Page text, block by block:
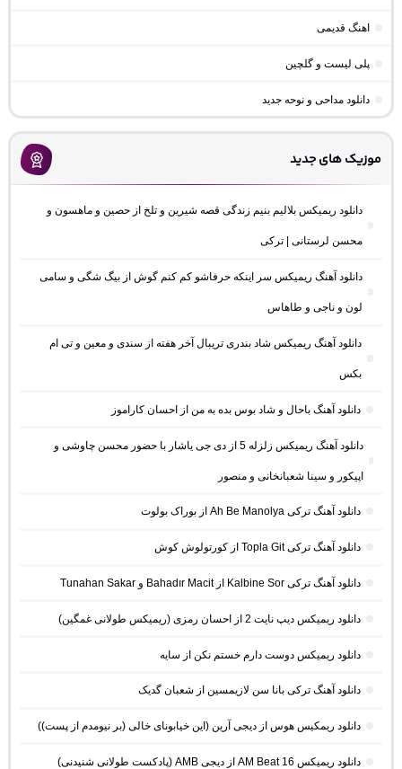
اهنگ قدیمی
پلی لیست و گلچین
دانلود مداحی و نوحه جدید
موزیک های جدید
دانلود ریمیکس بلالیم بنیم زندگی قصه شیرین و تلخ از حصین و ماهسون و
محسن لرستانی | ترکی
دانلود آهنگ ریمیکس سر اینکه حرفاشو کم کنم گوش از بیگ شگی و سامی
لون و ناجی و طاهاس
دانلود آهنگ ریمیکس شاد بندری تریبال آخر هفته از سندی و معین و تی ام
بکس
دانلود آهنگ باحال و شاد بوس بده به من از احسان کاراموز
دانلود آهنگ ریمیکس زلزله 5 از دی جی یاشار با حضور محسن چاوشی و
اپیکور و سینا شعبانخانی و منصور
دانلود آهنگ ترکی Ah Be Manolya از بوراک بولوت
دانلود آهنگ ترکی Topla Git از کورتولوش کوش
دانلود آهنگ ترکی Kalbine Sor از Bahadır Macit و Tunahan Sakar
دانلود ریمیکس دیپ نایت 2 از احسان رمزی (ریمیکس طولانی غمگین)
دانلود ریمیکس دوست دارم خستم نکن از سایه
دانلود آهنگ ترکی بانا سن لازیمسین از شعبان گدیک
دانلود ریمکیس هوس از دیجی آرین (این خیابونای خالی (بر نیومدم از پست))
دانلود ریمیکس AM Beat 16 از دیجی AMB (پادکست طولانی شنیدنی)